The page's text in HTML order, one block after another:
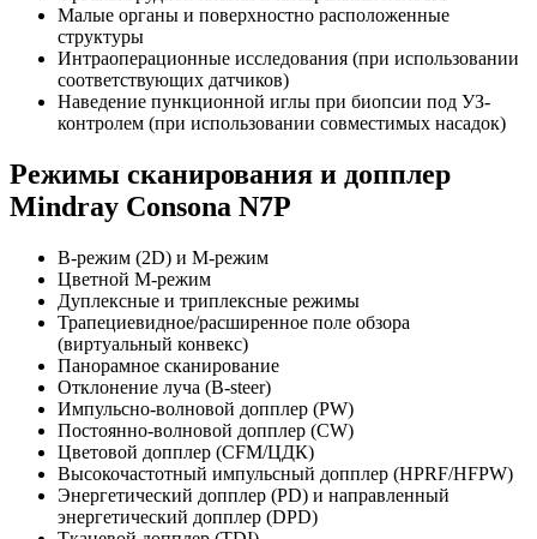
Малые органы и поверхностно расположенные
структуры
Интраоперационные исследования (при использовании
соответствующих датчиков)
Наведение пункционной иглы при биопсии под УЗ-
контролем (при использовании совместимых насадок)
Режимы сканирования и допплер
Mindray Consona N7P
B-режим (2D) и M-режим
Цветной M-режим
Дуплексные и триплексные режимы
Трапециевидное/расширенное поле обзора
(виртуальный конвекс)
Панорамное сканирование
Отклонение луча (B-steer)
Импульсно-волновой допплер (PW)
Постоянно-волновой допплер (CW)
Цветовой допплер (CFM/ЦДК)
Высокочастотный импульсный допплер (HPRF/HFPW)
Энергетический допплер (PD) и направленный
энергетический допплер (DPD)